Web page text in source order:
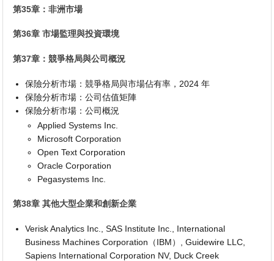
第35章：非洲市場
第36章 市場監理與投資環境
第37章：競爭格局與公司概況
保險分析市場：競爭格局與市場佔有率，2024 年
保險分析市場：公司估值矩陣
保險分析市場：公司概況
Applied Systems Inc.
Microsoft Corporation
Open Text Corporation
Oracle Corporation
Pegasystems Inc.
第38章 其他大型企業和創新企業
Verisk Analytics Inc., SAS Institute Inc., International
Business Machines Corporation（IBM）, Guidewire LLC,
Sapiens International Corporation NV, Duck Creek